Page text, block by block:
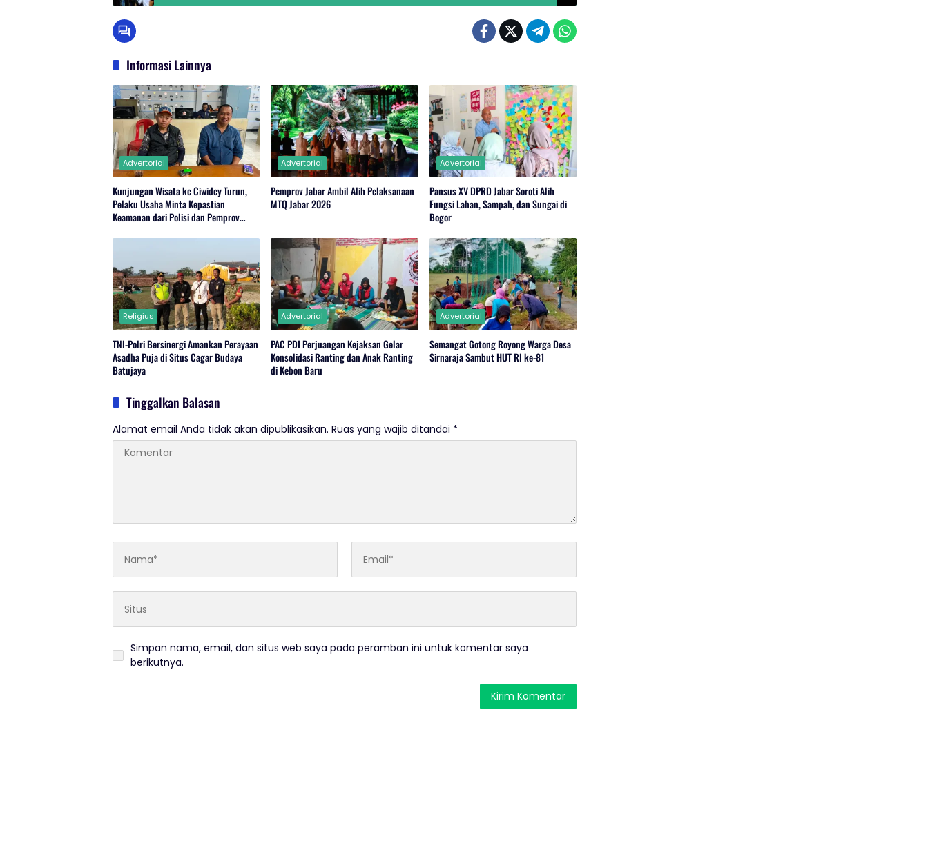
Informasi Lainnya
Advertorial
Kunjungan Wisata ke Ciwidey Turun,
Pelaku Usaha Minta Kepastian
Keamanan dari Polisi dan Pemprov
Advertorial
Pemprov Jabar Ambil Alih Pelaksanaan
MTQ Jabar 2026
Advertorial
Pansus XV DPRD Jabar Soroti Alih
Fungsi Lahan, Sampah, dan Sungai di
Bogor
Religius
TNI-Polri Bersinergi Amankan Perayaan
Asadha Puja di Situs Cagar Budaya
Batujaya
Advertorial
PAC PDI Perjuangan Kejaksan Gelar
Konsolidasi Ranting dan Anak Ranting
di Kebon Baru
Advertorial
Semangat Gotong Royong Warga Desa
Sirnaraja Sambut HUT RI ke-81
Tinggalkan Balasan
Alamat email Anda tidak akan dipublikasikan. Ruas yang wajib ditandai *
Simpan nama, email, dan situs web saya pada peramban ini untuk komentar saya
berikutnya.